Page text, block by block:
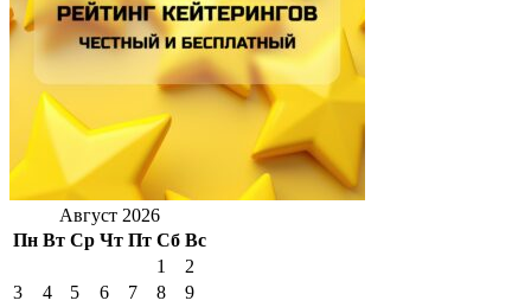
Август 2026
Пн Вт Ср Чт Пт Сб Вс
1
2
3
4 5 6 7 8
9